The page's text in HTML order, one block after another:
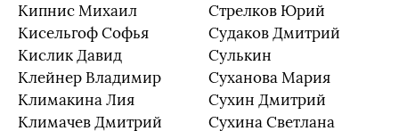
Кипнис Михаил
Кисельгоф Софья
Кислик Давид
Клейнер Владимир
Климакина Лия
Климачев Дмитрий
Стрелков Юрий
Судаков Дмитрий
Сулькин
Суханова Мария
Сухин Дмитрий
Сухина Светлана